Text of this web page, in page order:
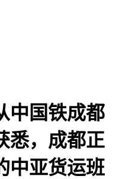
国铁成都
悉，成都正
中亚货运班